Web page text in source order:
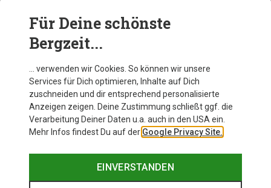
Black Diamond
Vision Kletterhelm
53-59CM 58-63CM
Für Deine schönste
Bergzeit...
… verwenden wir Cookies. So können wir unsere
Services für Dich optimieren, Inhalte auf Dich
zuschneiden und dir entsprechend personalisierte
Anzeigen zeigen. Deine Zustimmung schließt ggf. die
Verarbeitung Deiner Daten u.a. auch in den USA ein.
Mehr Infos findest Du auf der Google Privacy Site.
EINVERSTANDEN